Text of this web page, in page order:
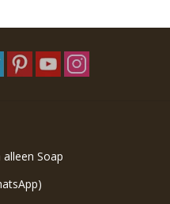
Soap